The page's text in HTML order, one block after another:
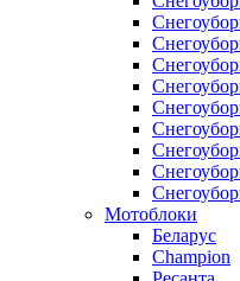
Мотоблоки
Беларус
Champion